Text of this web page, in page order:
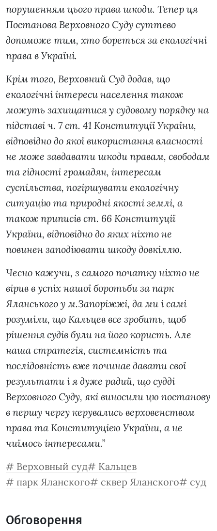
порушенням цього права шкоди. Тепер ця
Постанова Верховного Суду суттєво
допоможе тим, хто бореться за екологічні
права в Україні.
Крім того, Верховний Суд додав, що
екологічні інтереси населення також
можуть захищатися у судовому порядку на
підставі ч. 7 ст. 41 Конституції України,
відповідно до якої використання власності
не може завдавати шкоди правам, свободам
та гідності громадян, інтересам
суспільства, погіршувати екологічну
ситуацію та природні якості землі, а
також приписів ст. 66 Конституції
України, відповідно до яких ніхто не
повинен заподіювати шкоду довкіллю.
Чесно кажучи, з самого початку ніхто не
вірив в успіх нашої боротьби за парк
Яланського у м.Запоріжжі, да ми і самі
розуміли, що Кальцев все зробить, щоб
рішення судів були на його користь. Але
наша стратегія, системність та
послідовність вже починає давати свої
результати і я дуже радий, що судді
Верховного Суду, які виносили цю постанову
в першу чергу керувались верховенством
права та Конституцією України, а не
чиїмось інтересами.”
Верховный суд
Кальцев
парк Яланского
сквер Яланского суд
Обговорення